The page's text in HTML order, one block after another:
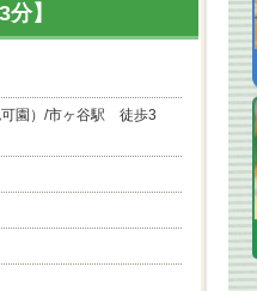
】
可園）/市ヶ谷駅 徒歩3